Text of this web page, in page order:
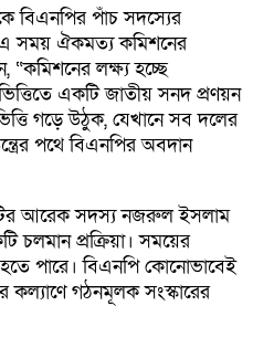
বিএনপির পাঁচ সদস্যের
এ সময় ঐকমত্য কমিশনের
লক্ষ্য হচ্ছে
একটি জাতীয় সনদ প্রণয়ন
গড়ে উঠুক, যেখানে সব দলের
পথে বিএনপির অবদান
আরেক সদস্য নজরুল ইসলাম
চলমান প্রক্রিয়া। সময়ের
পারে। বিএনপি কোনোভাবেই
কল্যাণে গঠনমূলক সংস্কারের